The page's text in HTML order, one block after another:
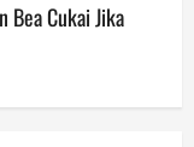
Bea Cukai Jika